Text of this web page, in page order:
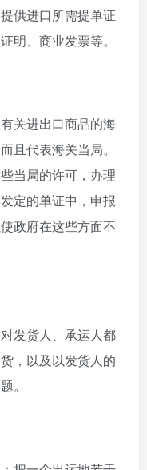
供进口所需提单证
明、商业发票等。
关进出口商品的海
且代表海关当局。
当局的许可，办理
定的单证中，申报
政府在这些方面不
发货人、承运人都
，以及以发货人的
。